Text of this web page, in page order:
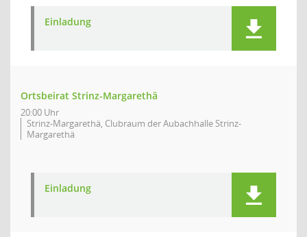
Einladung
Ortsbeirat Strinz-Margarethä
20:00 Uhr
Strinz-Margarethä, Clubraum der Aubachhalle Strinz-
Margarethä
Einladung